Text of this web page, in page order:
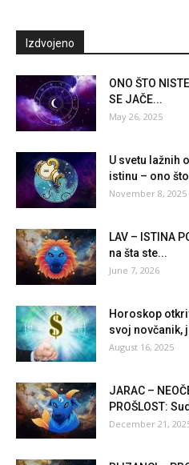
Izdvojeno
ONO ŠTO
SE JAČE...
May 26, 2025
U svetu lažnih
istinu – ono
November 8, 2025
LAV – ISTINA
na šta ste...
June 7, 2026
Horoskop
svoj novčanik,
August 16, 2025
JARAC –
PROŠLOST:
December 21,